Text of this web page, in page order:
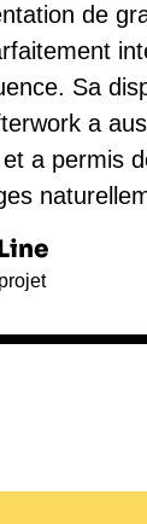
de
Sa
a
a permis